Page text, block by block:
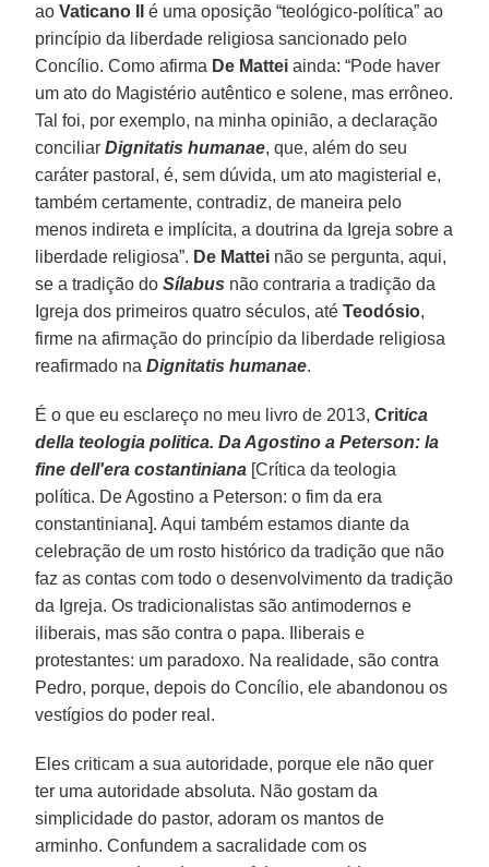
aoVaticano IIé uma oposição “teológico-política” ao
princípio da liberdade religiosa sancionado pelo
Concílio. Como afirma De Mattei ainda: “Pode haver
um ato do Magistério autêntico e solene, mas errôneo.
Tal foi, por exemplo, na minha opinião, a declaração
conciliarDignitatis humanae, que, além do seu
caráter pastoral, é, sem dúvida, um ato magisterial e,
também certamente, contradiz, de maneira pelo
menos indireta e implícita, a doutrina da Igreja sobre a
liberdade religiosa”. De Mattei não se pergunta, aqui,
se a tradição doSílabus não contraria a tradição da
Igreja dos primeiros quatro séculos, atéTeodósio,
firme na afirmação do princípio da liberdade religiosa
reafirmado naDignitatis humanae.
É o que eu esclareço no meu livro de 2013,Critica
della teologia politica. Da Agostino a Peterson: la
fine dell'era costantiniana [Crítica da teologia
política. De Agostino a Peterson: o fim da era
constantiniana]. Aqui também estamos diante da
celebração de um rosto histórico da tradição que não
faz as contas com todo o desenvolvimento da tradição
da Igreja. Os tradicionalistas são antimodernos e
iliberais, mas são contra o papa. Iliberais e
protestantes: um paradoxo. Na realidade, são contra
Pedro, porque, depois do Concílio, ele abandonou os
vestígios do poder real.
Eles criticam a sua autoridade, porque ele não quer
ter uma autoridade absoluta. Não gostam da
simplicidade do pastor, adoram os mantos de
arminho. Confundem a sacralidade com os